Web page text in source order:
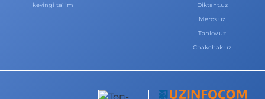
keyingi ta‘lim
Diktant.uz
Meros.uz
Tanlov.uz
Chakchak.uz